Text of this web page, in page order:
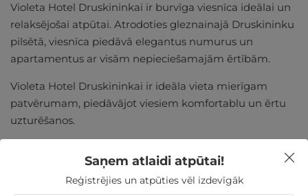
Violeta Hotel Druskininkai ir burvīga viesnīca ideālai un
relaksējošai atpūtai. Atrodoties gleznainajā Druskininku
pilsētā, viesnīca piedāvā elegantus numurus un
apartamentus ar visām nepieciešamajām ērtībām.
Violeta Hotel Druskininkai ir ideāla vieta mierīgam
patvērumam, piedāvājot viesiem komfortablu un ērtu
uzturēšanos.
Saņem atlaidi atpūtai!
Reģistrējies un atpūties vēl izdevīgāk